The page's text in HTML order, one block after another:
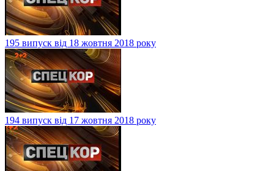
195 випуск від 18 жовтня 2018 року
194 випуск від 17 жовтня 2018 року